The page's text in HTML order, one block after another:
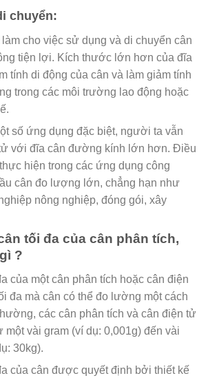
chuyển:
cho việc sử dụng và di chuyển cân
tiện lợi. Kích thước lớn hơn của đĩa
tính di động của cân và làm giảm tính
trong các môi trường lao động hoặc
số ứng dụng đặc biệt, người ta vẫn
với đĩa cân đường kính lớn hơn. Điều
hiện trong các ứng dụng công
cân đo lượng lớn, chẳng hạn như
nông nghiệp, đóng gói, xây
tối đa của cân phân tích,
?
của một cân phân tích hoặc cân điện
đa mà cân có thể đo lường một cách
các cân phân tích và cân điện tử
một vài gram (ví dụ: 0,001g) đến vài
30kg).
của cân được quyết định bởi thiết kế